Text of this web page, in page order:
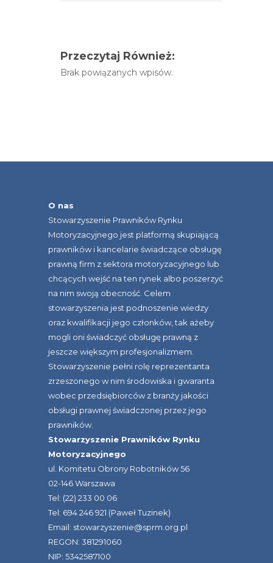
Przeczytaj Również:
Brak powiązanych wpisów.
O nas
Stowarzyszenie Prawników Rynku
Motoryzacyjnego jest platformą skupiającą
prawników i kancelarie świadczące obsługę
prawną firm z sektora motoryzacyjnego lub
chcących wejść na ten rynek albo poszerzyć
na nim swoją obecność. Celem
stowarzyszenia jest podnoszenie wiedzy
oraz kwalifikacji jego członków, tak ażeby
mogli oni świadczyć obsługę prawną z
jeszcze większym profesjonalizmem.
Stowarzyszenie pełni rolę reprezentanta
zrzeszonego w nim środowiska i gwaranta
wobec przedsiębiorców z branży jakości
obsługi prawnej świadczonej przez jego
prawników.
Stowarzyszenie Prawników Rynku
Motoryzacyjnego
ul. Komitetu Obrony Robotników 56
02-146 Warszawa
Tel: (22) 233 00 06
Tel: 694 246 921 (Paweł Tuzinek)
Email: stowarzyszenie@sprm.org.pl
REGON: 381291060
NIP: 5342587100